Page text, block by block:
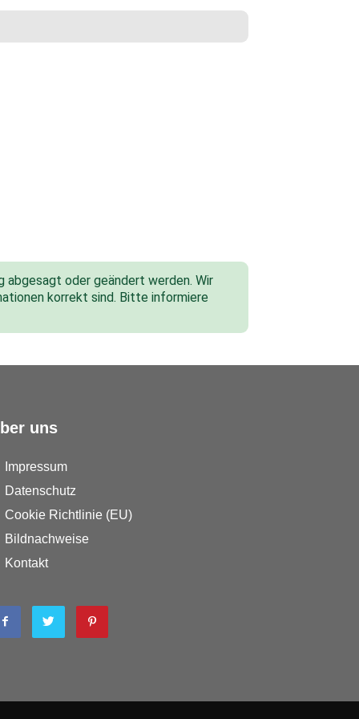
abgesagt oder geändert werden. Wir
korrekt sind. Bitte informiere
uns
Impressum
Datenschutz
Cookie Richtlinie (EU)
Bildnachweise
Kontakt